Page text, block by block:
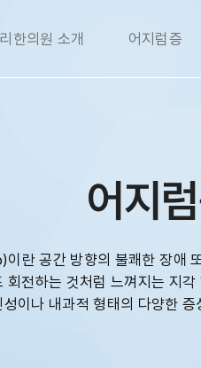
한의원 소개 어지럼증
어지
란 공간 방향의 불쾌한 장애
전하는 것처럼 느껴지는 지
이나 내과적 형태의 다양한